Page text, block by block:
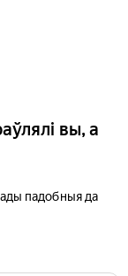
вы, а
падобныя да